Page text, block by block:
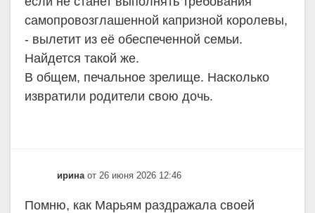
самопровозглашенной капризной королевы,
- вылетит из её обеспеченной семьи.
Найдется такой же.
В общем, печальное зрелище. Насколько
извратили родители свою дочь.
ирина от 26 июня 2026 12:46
Помню, как Марьям раздражала своей